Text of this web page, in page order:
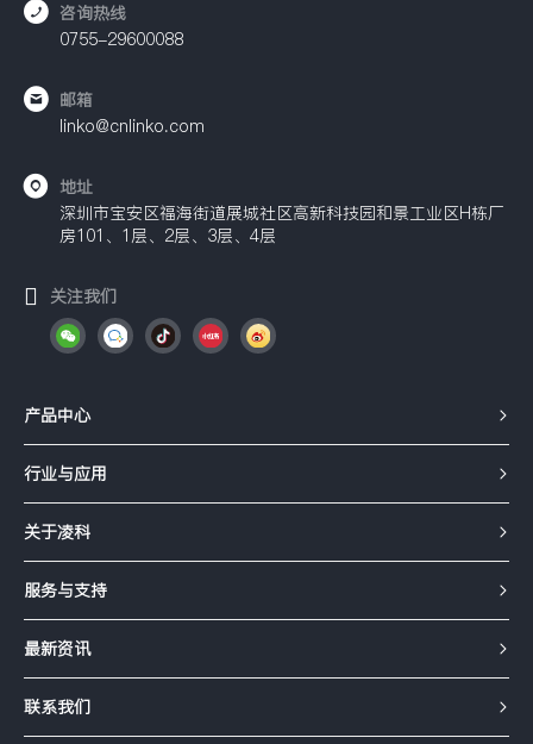
咨询热线
0755-29600088
邮箱
linko@cnlinko.com
地址
深圳市宝安区福海街道展城社区高新科技园和景工业区H栋厂
房101、1层、2层、3层、4层
关注我们
产品中心
行业与应用
关于凌科
服务与支持
最新资讯
联系我们